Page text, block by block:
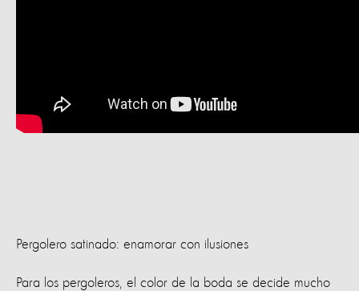
Pergolero satinado: enamorar con ilusiones
Para los pergoleros, el color de la boda se decide mucho